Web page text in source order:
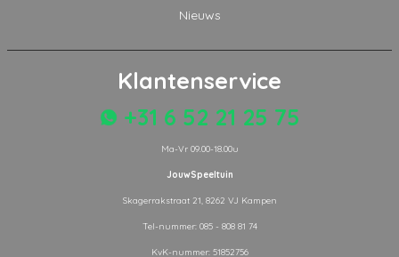
Nieuws
Klantenservice
+31 6 52 21 25 75
Ma-Vr 09.00-18.00u
JouwSpeeltuin
Skagerrakstraat 21, 8262 VJ Kampen
Tel-nummer: 085 - 808 81 74
KvK-nummer: 51852756